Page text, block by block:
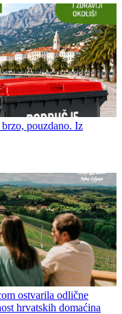
pouzdano. Iz
ostvarila odlične
hrvatskih domaćina